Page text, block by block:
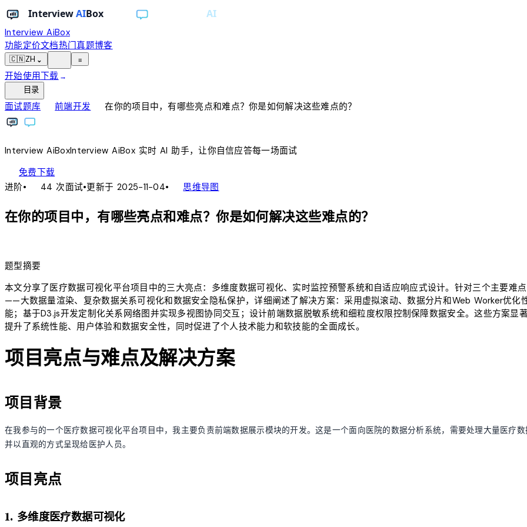
Interview AiBox
功能定价文档热门真题博客
🇨🇳ZH ⌄ ≡
开始使用下载 →
目录
面试题库chevron_right前端开发chevron_right在你的项目中，有哪些亮点和难点？你是如何解决这些难点的？
InterviewAiBoxInterviewAiBox实时 AI 助手，让你自信应答每一场面试
免费下载
进阶• 44 次面试•更新于 2025-11-04• account_tree思维导图
在你的项目中，有哪些亮点和难点？你是如何解决这些难点的？
题型摘要
本文分享了医疗数据可视化平台项目中的三大亮点：多维度数据可视化、实时监控预警系统和自适应响应式设计。针对三个主要难点
——大数据量渲染、复杂数据关系可视化和数据安全隐私保护，详细阐述了解决方案：采用虚拟滚动、数据分片和Web Worker优化
能；基于D3.js开发定制化关系网络图并实现多视图协同交互；设计前端数据脱敏系统和细粒度权限控制保障数据安全。这些方案显著
提升了系统性能、用户体验和数据安全性，同时促进了个人技术能力和软技能的全面成长。
项目亮点与难点及解决方案
项目背景
在我参与的一个医疗数据可视化平台项目中，我主要负责前端数据展示模块的开发。这是一个面向医院的数据分析系统，需要处理大量医疗数
并以直观的方式呈现给医护人员。
项目亮点
1. 多维度医疗数据可视化